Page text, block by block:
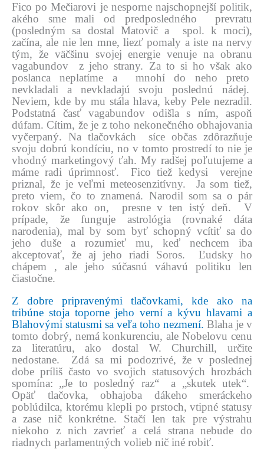
Fico po Mečiarovi je nesporne najschopnejší politik,
akého sme mali od predposledného prevratu
(posledným sa dostal Matovič a spol. k moci),
začína, ale nie len mne, liezť pomaly a iste na nervy
tým, že väčšinu svojej energie venuje na obranu
vagabundov z jeho strany. Za to si ho však ako
poslanca neplatíme a mnohí do neho preto
nevkladali a nevkladajú svoju poslednú nádej.
Neviem, kde by mu stála hlava, keby Pele nezradil.
Podstatná časť vagabundov odišla s ním, aspoň
dúfam. Cítim, že je z toho nekonečného obhajovania
vyčerpaný. Na tlačovkách síce občas zdôrazňuje
svoju dobrú kondíciu, no v tomto prostredí to nie je
vhodný marketingový ťah. My radšej poľutujeme a
máme radi úprimnosť. Fico tiež kedysi verejne
priznal, že je veľmi meteosenzitívny. Ja som tiež,
preto viem, čo to znamená. Narodil som sa o pár
rokov skôr ako on, presne v ten istý deň. V
prípade, že funguje astrológia (rovnaké dáta
narodenia), mal by som byť schopný vcítiť sa do
jeho duše a rozumieť mu, keď nechcem iba
akceptovať, že aj jeho riadi Soros. Ľudsky ho
chápem , ale jeho súčasnú váhavú politiku len
čiastočne.
Z dobre pripravenými tlačovkami, kde ako na
tribúne stoja toporne jeho verní a kývu hlavami a
Blahovými statusmi sa veľa toho nezmení. Blaha je v
tomto dobrý, nemá konkurenciu, ale Nobelovu cenu
za literatúru, ako dostal W. Churchill, určite
nedostane. Zdá sa mi podozrivé, že v poslednej
dobe príliš často vo svojich statusových hrozbách
spomína: „Je to posledný raz“ a „skutek utek“.
Opäť tlačovka, obhajoba dákeho smeráckeho
poblúdilca, ktorému klepli po prstoch, vtipné statusy
a zase nič konkrétne. Stačí len tak pre výstrahu
niekoho z nich zavrieť a celá strana nebude do
riadnych parlamentných volieb nič iné robiť.